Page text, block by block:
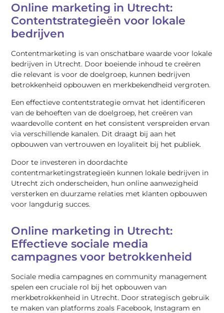
Online marketing in Utrecht:
Contentstrategieën voor lokale
bedrijven
Contentmarketing is van onschatbare waarde voor lokale
bedrijven in Utrecht. Door boeiende inhoud te creëren
die relevant is voor de doelgroep, kunnen bedrijven
betrokkenheid opbouwen en merkbekendheid vergroten.
Een effectieve contentstrategie omvat het identificeren
van de behoeften van de doelgroep, het creëren van
waardevolle content en het consistent verspreiden ervan
via verschillende kanalen. Dit draagt bij aan het
opbouwen van vertrouwen en loyaliteit bij het publiek.
Door te investeren in doordachte
contentmarketingstrategieën kunnen lokale bedrijven in
Utrecht zich onderscheiden, hun online aanwezigheid
versterken en duurzame relaties met klanten opbouwen
voor langdurig succes.
Online marketing in Utrecht:
Effectieve sociale media
campagnes voor betrokkenheid
Sociale media campagnes en community management
spelen een cruciale rol bij het opbouwen van
merkbetrokkenheid in Utrecht. Door strategisch gebruik
te maken van platforms zoals Facebook, Instagram en